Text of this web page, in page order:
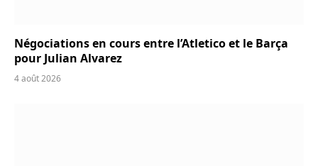
Négociations en cours entre l’Atletico et le Barça
pour Julian Alvarez
4 août 2026